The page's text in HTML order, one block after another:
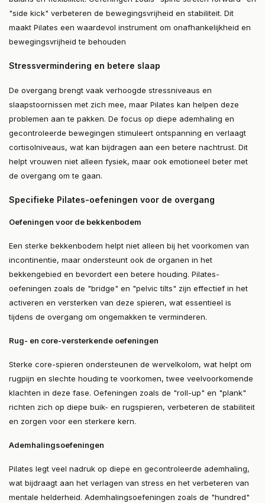
"side kick" verbeteren de bewegingsvrijheid en stabiliteit. Dit
maakt Pilates een waardevol instrument om onafhankelijkheid en
bewegingsvrijheid te behouden​
Stressvermindering en betere slaap
De overgang brengt vaak verhoogde stressniveaus en
slaapstoornissen met zich mee, maar Pilates kan helpen deze
problemen aan te pakken. De focus op diepe ademhaling en
gecontroleerde bewegingen stimuleert ontspanning en verlaagt
cortisolniveaus, wat kan bijdragen aan een betere nachtrust. Dit
helpt vrouwen niet alleen fysiek, maar ook emotioneel beter met
de overgang om te gaan​.
Specifieke Pilates-oefeningen voor de overgang
Oefeningen voor de bekkenbodem
Een sterke bekkenbodem helpt niet alleen bij het voorkomen van
incontinentie, maar ondersteunt ook de organen in het
bekkengebied en bevordert een betere houding. Pilates-
oefeningen zoals de "bridge" en "pelvic tilts" zijn effectief in het
activeren en versterken van deze spieren, wat essentieel is
tijdens de overgang om ongemakken te verminderen.
Rug- en core-versterkende oefeningen
Sterke core-spieren ondersteunen de wervelkolom, wat helpt om
rugpijn en slechte houding te voorkomen, twee veelvoorkomende
klachten in deze fase. Oefeningen zoals de "roll-up" en "plank"
richten zich op diepe buik- en rugspieren, verbeteren de stabiliteit
en zorgen voor een sterkere kern​.
Ademhalingsoefeningen
Pilates legt veel nadruk op diepe en gecontroleerde ademhaling,
wat bijdraagt aan het verlagen van stress en het verbeteren van
mentale helderheid. Ademhalingsoefeningen zoals de "hundred"